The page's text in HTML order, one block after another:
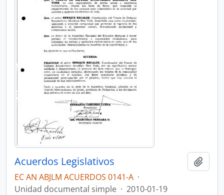
Acuerdos Legislativos
EC AN ABJLM ACUERDOS 0141-A ·
Unidad documental simple · 2010-01-19